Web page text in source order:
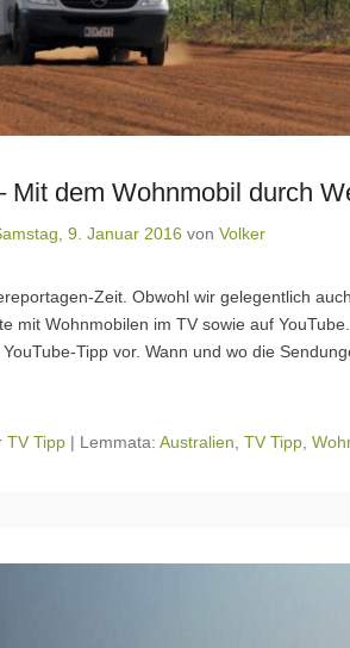
Mit dem Wohnmobil durch
9. Januar 2016 von Volker
Zeit. Obwohl wir gelegentlich
mit Wohnmobilen im TV sowie auf
Tipp vor. Wann und wo die
TV Tipp | Lemmata: Australien, TV Tipp,